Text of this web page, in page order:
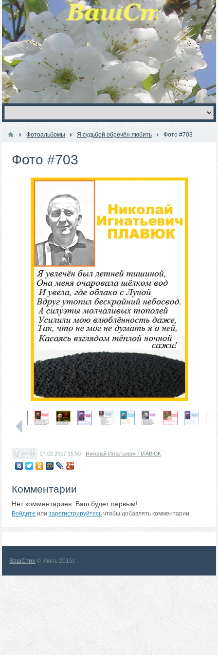
Фотоальбомы Я судьбой обречён любить Фото #703
Фото #703
— 27.02.2017 15:50 Николай Игнатьевич ПЛАВЮК
Комментарии
Нет комментариев. Ваш будет первым!
Войдите илизарегистрируйтесь чтобы добавлять комментарии
ВашСтих © Июнь 2015г.